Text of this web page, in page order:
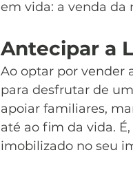
em vida: a venda
Antecipar a
Ao optar por vender
para desfrutar de
apoiar familiares,
até ao fim da vida.
imobilizado no seu